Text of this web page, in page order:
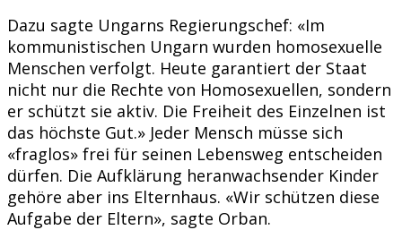
Dazu sagte Ungarns Regierungschef: «Im
kommunistischen Ungarn wurden homosexuelle
Menschen verfolgt. Heute garantiert der Staat
nicht nur die Rechte von Homosexuellen, sondern
er schützt sie aktiv. Die Freiheit des Einzelnen ist
das höchste Gut.» Jeder Mensch müsse sich
«fraglos» frei für seinen Lebensweg entscheiden
dürfen. Die Aufklärung heranwachsender Kinder
gehöre aber ins Elternhaus. «Wir schützen diese
Aufgabe der Eltern», sagte Orban.